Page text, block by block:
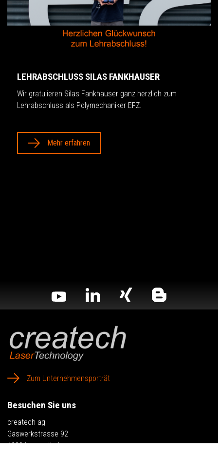
LEHRABSCHLUSS SILAS FANKHAUSER
Wir gratulieren Silas Fankhauser ganz herzlich zum
Lehrabschluss als Polymechaniker EFZ.
Mehr erfahren
Zum Unternehmensporträt
Besuchen Sie uns
createch ag
Gaswerkstrasse 92
4900 Langenthal